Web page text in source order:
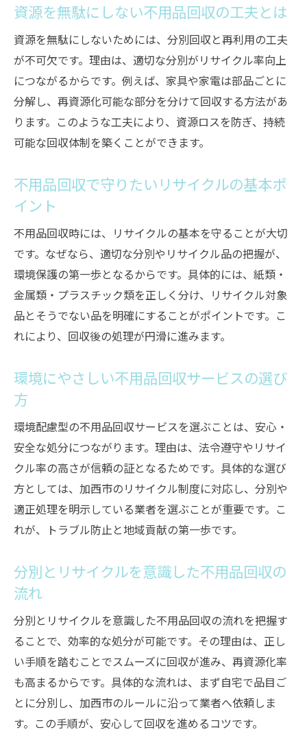
資源を無駄にしない不用品回収の工夫とは
資源を無駄にしないためには、分別回収と再利用の工夫
が不可欠です。理由は、適切な分別がリサイクル率向上
につながるからです。例えば、家具や家電は部品ごとに
分解し、再資源化可能な部分を分けて回収する方法があ
ります。このような工夫により、資源ロスを防ぎ、持続
可能な回収体制を築くことができます。
不用品回収で守りたいリサイクルの基本ポ
イント
不用品回収時には、リサイクルの基本を守ることが大切
です。なぜなら、適切な分別やリサイクル品の把握が、
環境保護の第一歩となるからです。具体的には、紙類・
金属類・プラスチック類を正しく分け、リサイクル対象
品とそうでない品を明確にすることがポイントです。こ
れにより、回収後の処理が円滑に進みます。
環境にやさしい不用品回収サービスの選び
方
環境配慮型の不用品回収サービスを選ぶことは、安心・
安全な処分につながります。理由は、法令遵守やリサイ
クル率の高さが信頼の証となるためです。具体的な選び
方としては、加西市のリサイクル制度に対応し、分別や
適正処理を明示している業者を選ぶことが重要です。こ
れが、トラブル防止と地域貢献の第一歩です。
分別とリサイクルを意識した不用品回収の
流れ
分別とリサイクルを意識した不用品回収の流れを把握す
ることで、効率的な処分が可能です。その理由は、正し
い手順を踏むことでスムーズに回収が進み、再資源化率
も高まるからです。具体的な流れは、まず自宅で品目ご
とに分別し、加西市のルールに沿って業者へ依頼しま
す。この手順が、安心して回収を進めるコツです。